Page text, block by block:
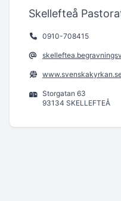
Skellefteå
0910-708415
Storgatan 63
93134 SKELLEFTEÅ